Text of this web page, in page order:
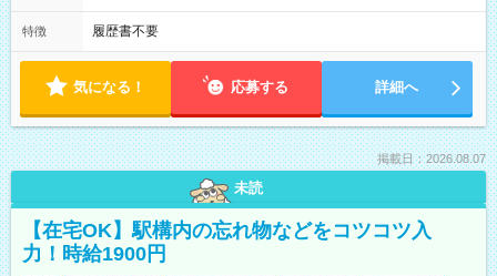
特徴 履歴書不要
気になる！ 応募する 詳細へ
掲載日：2026.08.07
未読
【在宅OK】駅構内の忘れ物などをコツコツ入
力！時給1900円